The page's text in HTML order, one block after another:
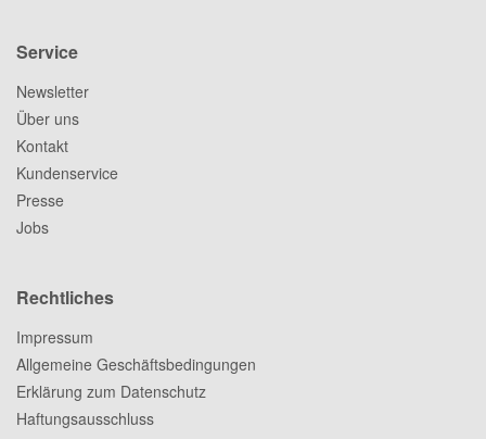
Service
Newsletter
Über uns
Kontakt
Kundenservice
Presse
Jobs
Rechtliches
Impressum
Allgemeine Geschäftsbedingungen
Erklärung zum Datenschutz
Haftungsausschluss